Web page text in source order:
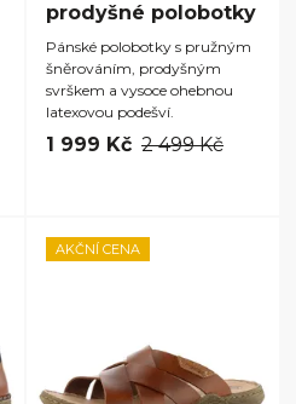
prodyšné polobotky
Pánské polobotky s pružným
šněrováním, prodyšným
svrškem a vysoce ohebnou
latexovou podešví.
1 999 Kč 2 499 Kč
AKČNÍ CENA